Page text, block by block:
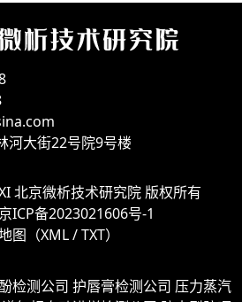
河大街22号院9号楼
北京微析技术研究院版权所有
京ICP备2023021606号-1
图（XML/TXT）
检测公司 护唇膏检测公司 压力蒸汽